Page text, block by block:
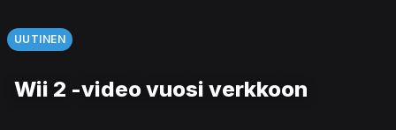
UUTINEN
Wii 2 -video vuosi verkkoon